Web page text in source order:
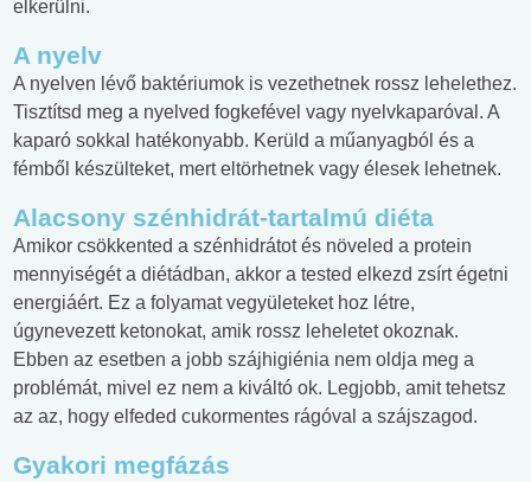
elkerülni.
A nyelv
A nyelven lévő baktériumok is vezethetnek rossz lehelethez.
Tisztítsd meg a nyelved fogkefével vagy nyelvkaparóval. A
kaparó sokkal hatékonyabb. Kerüld a műanyagból és a
fémből készülteket, mert eltörhetnek vagy élesek lehetnek.
Alacsony szénhidrát-tartalmú diéta
Amikor csökkented a szénhidrátot és növeled a protein
mennyiségét a diétádban, akkor a tested elkezd zsírt égetni
energiáért. Ez a folyamat vegyületeket hoz létre,
úgynevezett ketonokat, amik rossz leheletet okoznak.
Ebben az esetben a jobb szájhigiénia nem oldja meg a
problémát, mivel ez nem a kiváltó ok. Legjobb, amit tehetsz
az az, hogy elfeded cukormentes rágóval a szájszagod.
Gyakori megfázás